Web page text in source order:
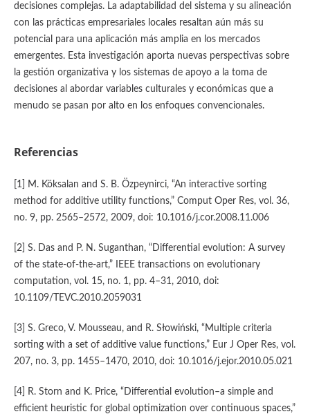
decisiones complejas. La adaptabilidad del sistema y su alineación
con las prácticas empresariales locales resaltan aún más su
potencial para una aplicación más amplia en los mercados
emergentes. Esta investigación aporta nuevas perspectivas sobre
la gestión organizativa y los sistemas de apoyo a la toma de
decisiones al abordar variables culturales y económicas que a
menudo se pasan por alto en los enfoques convencionales.
Referencias
[1] M. Köksalan and S. B. Özpeynirci, “An interactive sorting
method for additive utility functions,” Comput Oper Res, vol. 36,
no. 9, pp. 2565–2572, 2009, doi: 10.1016/j.cor.2008.11.006
[2] S. Das and P. N. Suganthan, “Differential evolution: A survey
of the state-of-the-art,” IEEE transactions on evolutionary
computation, vol. 15, no. 1, pp. 4–31, 2010, doi:
10.1109/TEVC.2010.2059031
[3] S. Greco, V. Mousseau, and R. Słowiński, “Multiple criteria
sorting with a set of additive value functions,” Eur J Oper Res, vol.
207, no. 3, pp. 1455–1470, 2010, doi: 10.1016/j.ejor.2010.05.021
[4] R. Storn and K. Price, “Differential evolution–a simple and
efficient heuristic for global optimization over continuous spaces,”